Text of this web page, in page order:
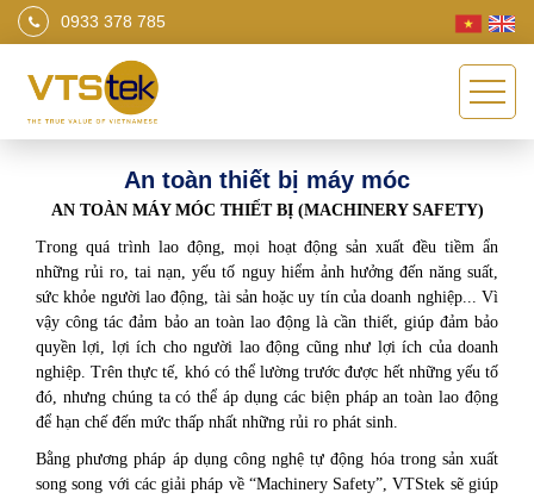
0933 378 785
An toàn thiết bị máy móc
AN TOÀN MÁY MÓC THIẾT BỊ (MACHINERY SAFETY)
Trong quá trình lao động, mọi hoạt động sản xuất đều tiềm ẩn
những rủi ro, tai nạn, yếu tố nguy hiểm ảnh hưởng đến năng suất,
sức khỏe người lao động, tài sản hoặc uy tín của doanh nghiệp... Vì
vậy công tác đảm bảo an toàn lao động là cần thiết, giúp đảm bảo
quyền lợi, lợi ích cho người lao động cũng như lợi ích của doanh
nghiệp. Trên thực tế, khó có thể lường trước được hết những yếu tố
đó, nhưng chúng ta có thể áp dụng các biện pháp an toàn lao động
để hạn chế đến mức thấp nhất những rủi ro phát sinh.
Bằng phương pháp áp dụng công nghệ tự động hóa trong sản xuất
song song với các giải pháp về “Machinery Safety”, VTStek sẽ giúp